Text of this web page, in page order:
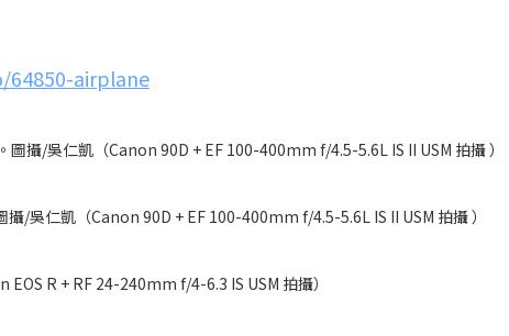
airplane
攝/吳仁凱（Canon 90D + EF 100-400mm f/4.5-5.6L IS II USM 拍攝 ）
/吳仁凱（Canon 90D + EF 100-400mm f/4.5-5.6L IS II USM 拍攝 ）
R + RF 24-240mm f/4-6.3 IS USM 拍攝）